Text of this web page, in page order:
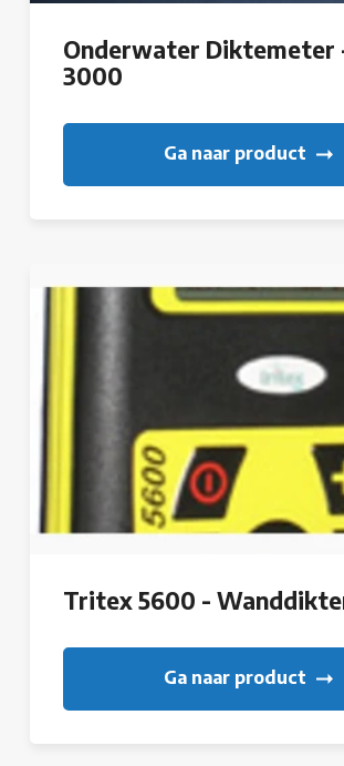
Onderwater Diktemeter
3000
Ga naar product
Tritex 5600 -
Ga naar product